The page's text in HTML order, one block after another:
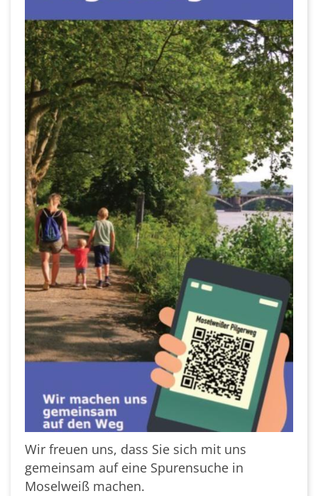
Wir freuen uns, dass Sie sich mit uns
gemeinsam auf eine Spurensuche in
Moselweiß machen.